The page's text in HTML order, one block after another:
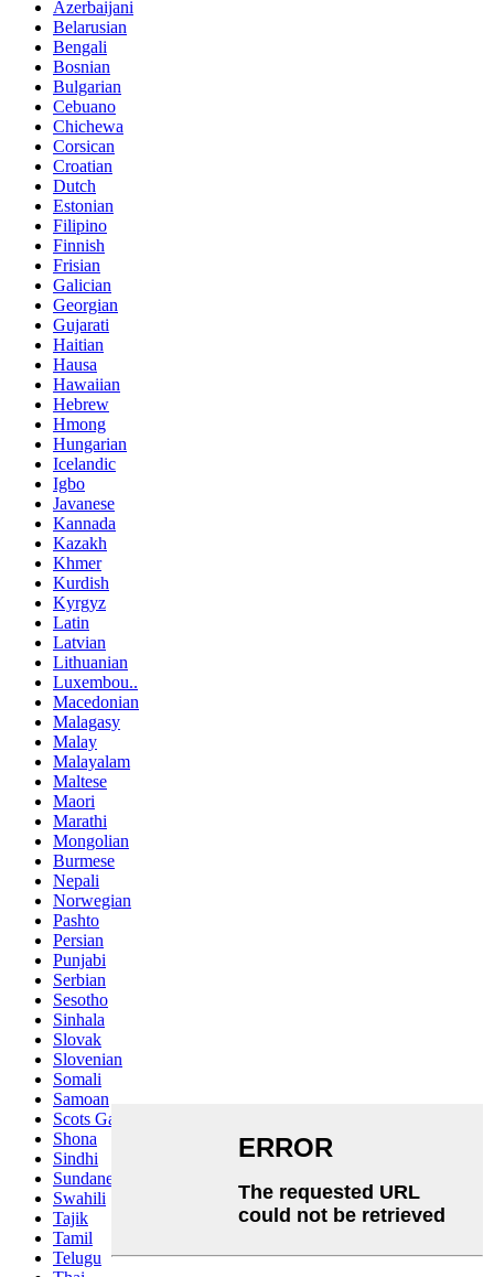
Azerbaijani
Belarusian
Bengali
Bosnian
Bulgarian
Cebuano
Chichewa
Corsican
Croatian
Dutch
Estonian
Filipino
Finnish
Frisian
Galician
Georgian
Gujarati
Haitian
Hausa
Hawaiian
Hebrew
Hmong
Hungarian
Icelandic
Igbo
Javanese
Kannada
Kazakh
Khmer
Kurdish
Kyrgyz
Latin
Latvian
Lithuanian
Luxembou..
Macedonian
Malagasy
Malay
Malayalam
Maltese
Maori
Marathi
Mongolian
Burmese
Nepali
Norwegian
Pashto
Persian
Punjabi
Serbian
Sesotho
Sinhala
Slovak
Slovenian
Somali
Samoan
Scots Gaelic
Shona
Sindhi
Sundanese
Swahili
Tajik
Tamil
Telugu